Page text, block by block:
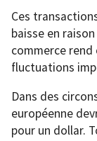
Ces
baisse en
commerce rend
fluctuations
Dans des
européenne
pour un dollar.